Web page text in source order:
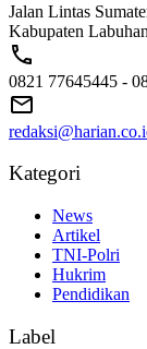
Jalan Lintas
Kabupaten
0821 77645445 -
Kategori
News
Artikel
TNI-Polri
Hukrim
Pendidikan
Label